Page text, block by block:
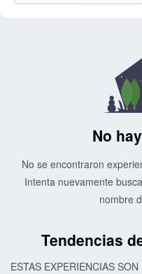
No
No se encontraron
Intenta nuevamente
nombre
Tendencias
ESTAS EXPERIENCIAS